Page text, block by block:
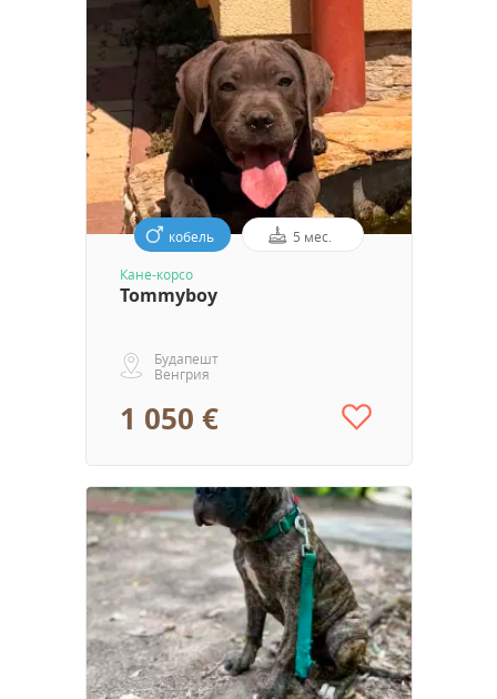
кобель 5 мес.
Кане-корсо
Tommyboy
Будапешт
Венгрия
1 050 €